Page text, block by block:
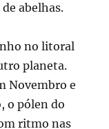
abelhas.
no litoral
planeta.
Novembro e
o pólen do
ritmo nas